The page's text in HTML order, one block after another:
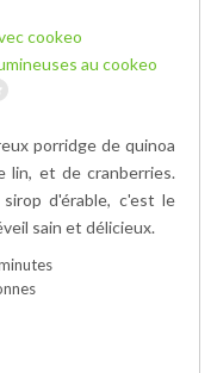
cookeo
au cookeo
porridge de quinoa
lin, et de cranberries.
d'érable, c'est le
sain et délicieux.